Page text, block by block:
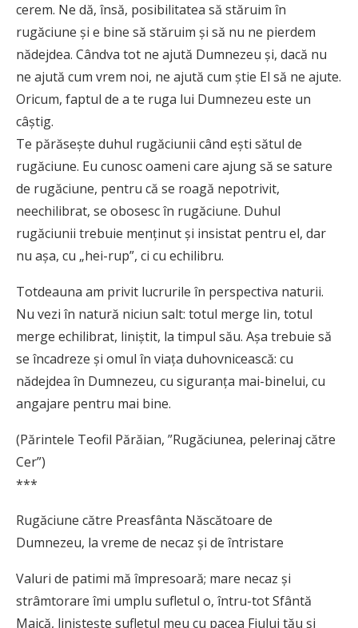
cerem. Ne dă, însă, posibilitatea să stăruim în
rugăciune și e bine să stăruim și să nu ne pierdem
nădejdea. Cândva tot ne ajută Dumnezeu și, dacă nu
ne ajută cum vrem noi, ne ajută cum știe El să ne ajute.
Oricum, faptul de a te ruga lui Dumnezeu este un
câștig.
Te părăsește duhul rugăciunii când ești sătul de
rugăciune. Eu cunosc oameni care ajung să se sature
de rugăciune, pentru că se roagă nepotrivit,
neechilibrat, se obosesc în rugăciune. Duhul
rugăciunii trebuie menținut și insistat pentru el, dar
nu așa, cu „hei-rup”, ci cu echilibru.
Totdeauna am privit lucrurile în perspectiva naturii.
Nu vezi în natură niciun salt: totul merge lin, totul
merge echilibrat, liniștit, la timpul său. Așa trebuie să
se încadreze și omul în viața duhovnicească: cu
nădejdea în Dumnezeu, cu siguranța mai-binelui, cu
angajare pentru mai bine.
(Părintele Teofil Părăian, ”Rugăciunea, pelerinaj către
Cer”)
***
Rugăciune către Preasfânta Născătoare de
Dumnezeu, la vreme de necaz şi de întristare
Valuri de patimi mă împresoară; mare necaz şi
strâmtorare îmi umplu sufletul o, întru-tot Sfântă
Maică, linişteşte sufletul meu cu pacea Fiului tău şi